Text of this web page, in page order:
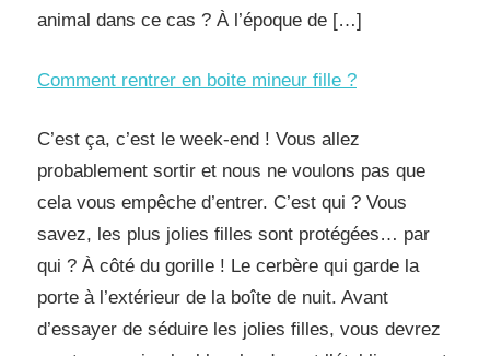
animal dans ce cas ? À l’époque de […]
Comment rentrer en boite mineur fille ?
C’est ça, c’est le week-end ! Vous allez
probablement sortir et nous ne voulons pas que
cela vous empêche d’entrer. C’est qui ? Vous
savez, les plus jolies filles sont protégées… par
qui ? À côté du gorille ! Le cerbère qui garde la
porte à l’extérieur de la boîte de nuit. Avant
d’essayer de séduire les jolies filles, vous devrez